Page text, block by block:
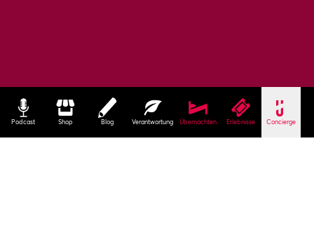
Podcast Shop Blog Verantwortung Übernachten Erlebnisse Concierge